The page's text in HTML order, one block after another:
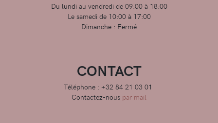
Du lundi au vendredi de 09:00 à 18:00
Le samedi de 10:00 à 17:00
Dimanche : Fermé
CONTACT
Téléphone : +32 84 21 03 01
Contactez-nous par mail